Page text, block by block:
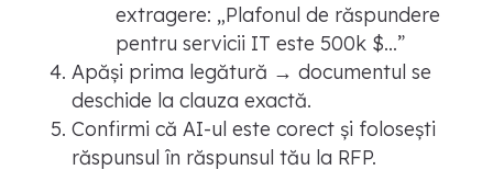
extragere: „Plafonul de răspundere
pentru servicii IT este 500k $…”
Apăși prima legătură → documentul se
deschide la clauza exactă.
Confirmi că AI-ul este corect și folosești
răspunsul în răspunsul tău la RFP.